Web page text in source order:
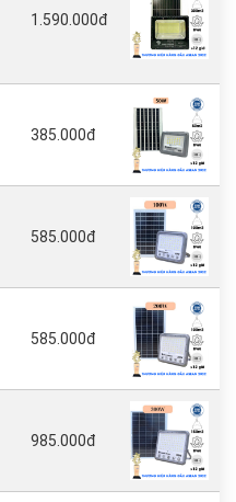
1.590.000đ
385.000đ
585.000đ
585.000đ
985.000đ